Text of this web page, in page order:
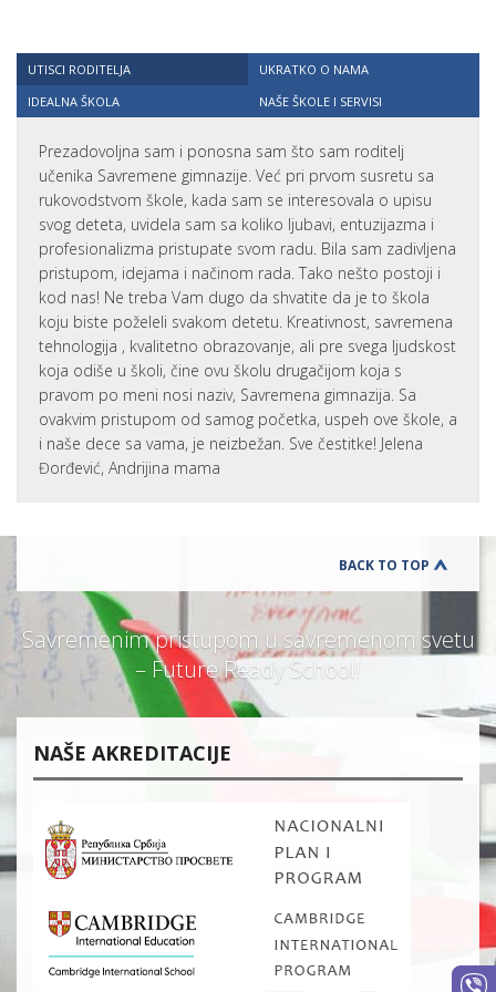
UTISCI RODITELJA
UKRATKO O NAMA
IDEALNA ŠKOLA
NAŠE ŠKOLE I SERVISI
Prezadovoljna sam i ponosna sam što sam roditelj
učenika Savremene gimnazije. Već pri prvom susretu sa
rukovodstvom škole, kada sam se interesovala o upisu
svog deteta, uvidela sam sa koliko ljubavi, entuzijazma i
profesionalizma pristupate svom radu. Bila sam zadivljena
pristupom, idejama i načinom rada. Tako nešto postoji i
kod nas! Ne treba Vam dugo da shvatite da je to škola
koju biste poželeli svakom detetu. Kreativnost, savremena
tehnologija , kvalitetno obrazovanje, ali pre svega ljudskost
koja odiše u školi, čine ovu školu drugačijom koja s
pravom po meni nosi naziv, Savremena gimnazija. Sa
ovakvim pristupom od samog početka, uspeh ove škole, a
i naše dece sa vama, je neizbežan. Sve čestitke! Jelena
Đorđević, Andrijina mama
BACK TO TOP
Savremenim pristupom u savremenom svetu
– Future Ready School!
NAŠE AKREDITACIJE